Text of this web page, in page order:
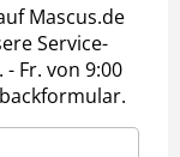
Mascus.de
Service-
- Fr. von 9:00